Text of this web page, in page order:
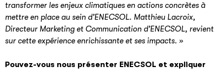
transformer les enjeux climatiques en actions concrètes à
mettre en place au sein d’ENECSOL. Matthieu Lacroix,
Directeur Marketing et Communication d’ENECSOL, revient
sur cette expérience enrichissante et ses impacts. »
Pouvez-vous nous présenter ENECSOL et expliquer